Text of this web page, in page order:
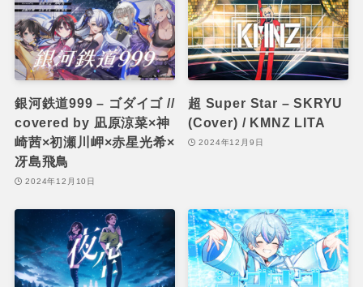
銀河鉄道999 – ゴダイゴ //
covered by 凪原涼菜×神
崎茜×初瀬川岬×赤星光希×
冴島飛鳥
2024年12月10日
超 Super Star – SKRYU
(Cover) / KMNZ LITA
2024年12月9日